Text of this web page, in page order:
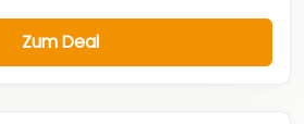
Zum Deal